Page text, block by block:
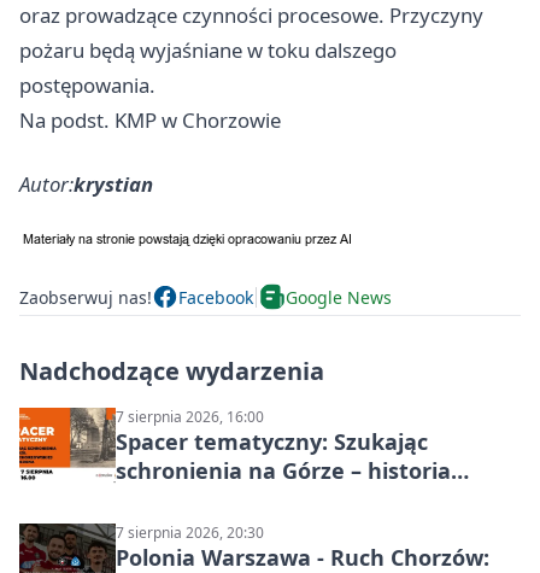
oraz prowadzące czynności procesowe. Przyczyny
pożaru będą wyjaśniane w toku dalszego
postępowania.
Na podst. KMP w Chorzowie
Autor:krystian
Zaobserwuj nas! Facebook Google News
Nadchodzące wydarzenia
7 sierpnia 2026, 16:00
Spacer tematyczny: Szukając
schronienia na Górze – historia
7 sierpnia 2026, 20:30
Polonia Warszawa - Ruch Chorzów: